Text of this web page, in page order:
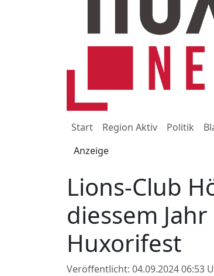
Start Region Aktiv Politik
Anzeige
Lions-Club
diessem
Huxorifest
Veröffentlicht: 04.09.2024 06:53